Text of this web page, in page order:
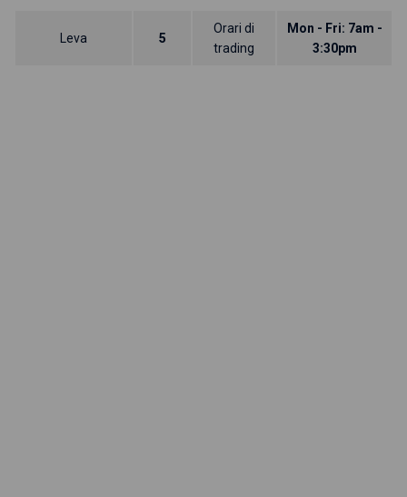
Leva 5
Orari di
trading
Mon - Fri: 7am -
3:30pm